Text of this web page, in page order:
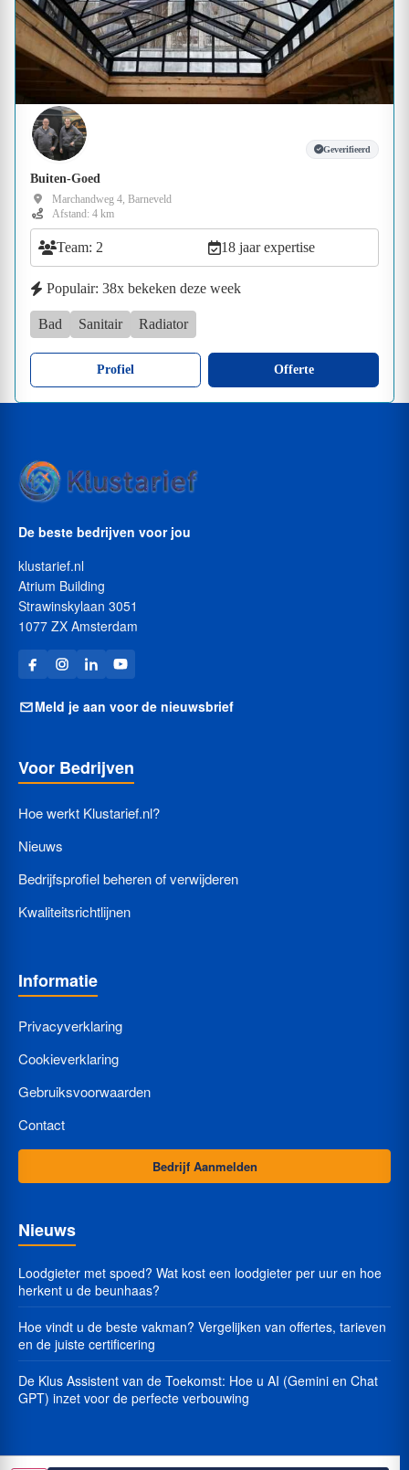
Geverifieerd
Buiten-Goed
Marchandweg 4, Barneveld
Afstand: 4 km
Team: 2 18 jaar expertise
Populair: 38x bekeken deze week
Bad Sanitair Radiator
Profiel Offerte
De beste bedrijven voor jou
klustarief.nl
Atrium Building
Strawinskylaan 3051
1077 ZX Amsterdam
Meld je aan voor de nieuwsbrief
Voor Bedrijven
Hoe werkt Klustarief.nl?
Nieuws
Bedrijfsprofiel beheren of verwijderen
Kwaliteitsrichtlijnen
Informatie
Privacyverklaring
Cookieverklaring
Gebruiksvoorwaarden
Contact
Bedrijf Aanmelden
Nieuws
Loodgieter met spoed? Wat kost een loodgieter per uur en hoe
herkent u de beunhaas?
Hoe vindt u de beste vakman? Vergelijken van offertes, tarieven
en de juiste certificering
De Klus Assistent van de Toekomst: Hoe u AI (Gemini en Chat
GPT) inzet voor de perfecte verbouwing